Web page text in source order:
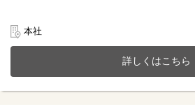
業、施設紹介事業またシステムアプリ開
今までのご経験やスキルを当社で発揮し
【仕事内容】人事総務業務全般（採用・
１人一台ゆったりとした作業スペースで
本社
詳しくはこちら